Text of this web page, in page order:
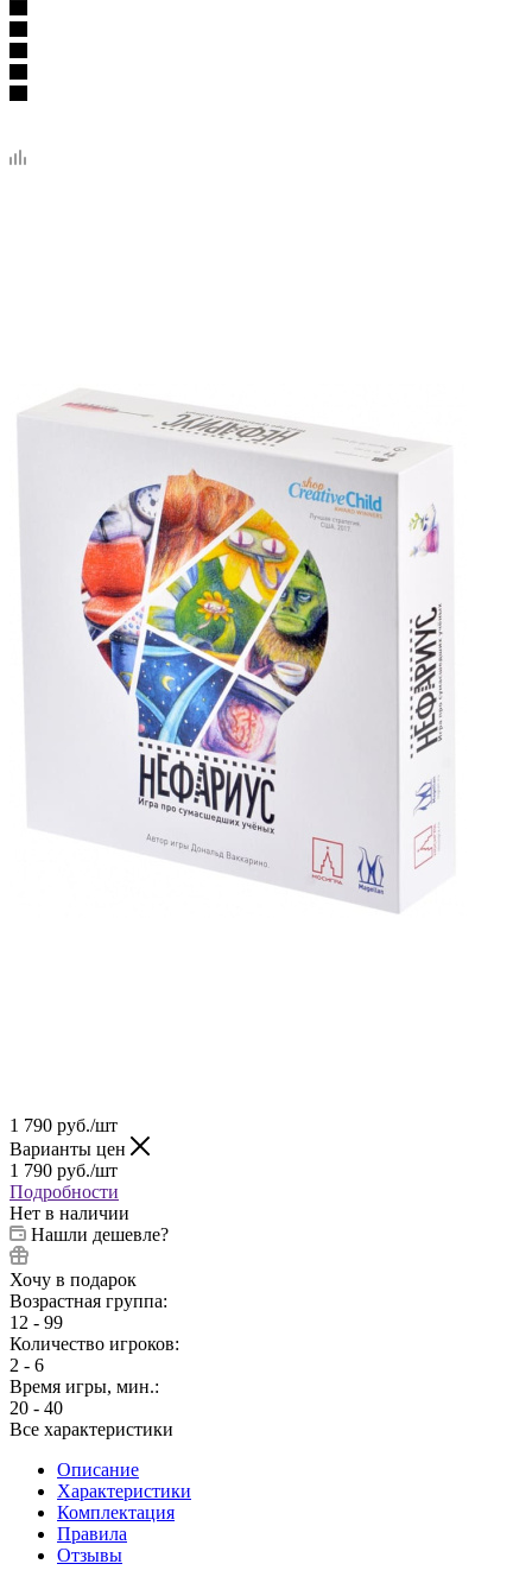
1 790 руб./шт
Варианты цен
1 790 руб./шт
Подробности
Нет в наличии
Нашли дешевле?
Хочу в подарок
Возрастная группа:
12 - 99
Количество игроков:
2 - 6
Время игры, мин.:
20 - 40
Все характеристики
Описание
Характеристики
Комплектация
Правила
Отзывы